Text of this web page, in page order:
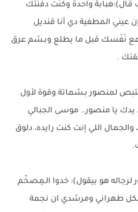
واحدة وكنت دفنتك
عيني المطفية دي أنا قنديل
نَفَسك قبل ما يطلع وبـشم عرق
.
لمنصور بـشماتة وقوة لأول
يدك يا منصور.. موسى الجبالي
اللي إنت كنت رايده، دلوق
هو بيقول): خدوا الـمِصخّم
لكل طهراني ومرشدي ان نجمة